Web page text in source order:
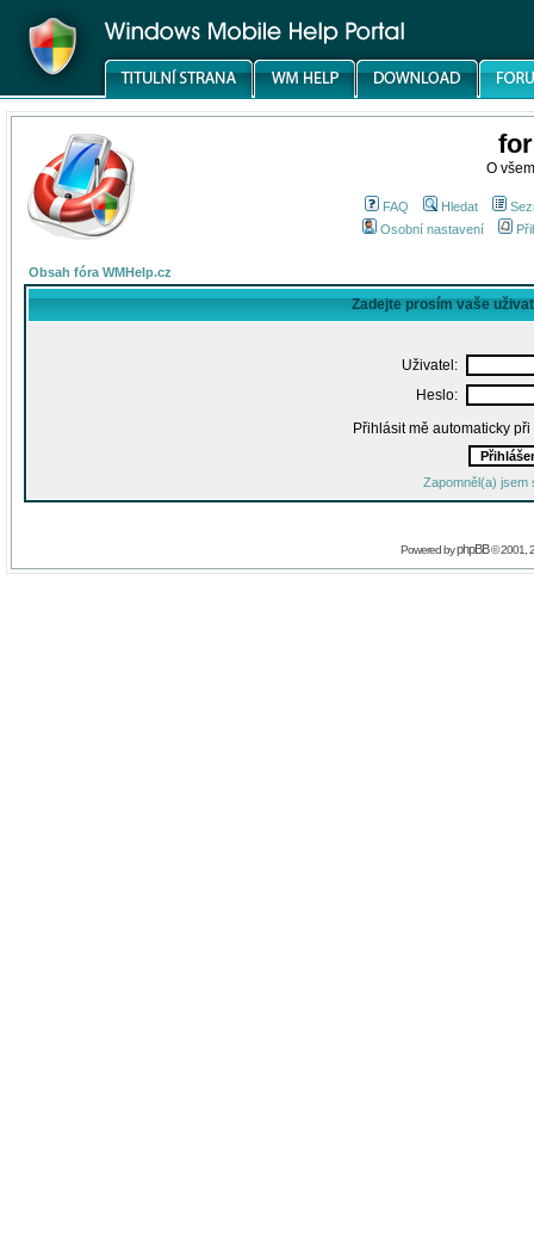
O
FAQ Hledat
Osobní nastavení
Obsah fóra WMHelp.cz
Zadejte prosím vaše
Uživatel:
Heslo:
Přihlásit mě automaticky
Zapomněl(a) jsem
Powered byphpBB© 2001,